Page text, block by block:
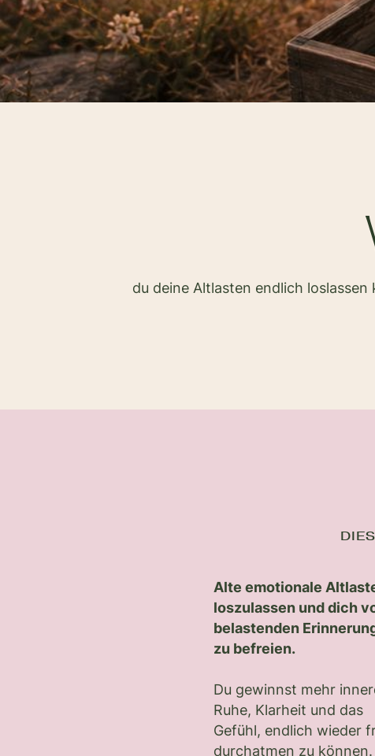
du deine Altlasten endlich
Alte emotionale
loszulassen und dich
belastenden
zu befreien.
Du gewinnst mehr
Ruhe, Klarheit und das
Gefühl, endlich wieder
durchatmen zu können.